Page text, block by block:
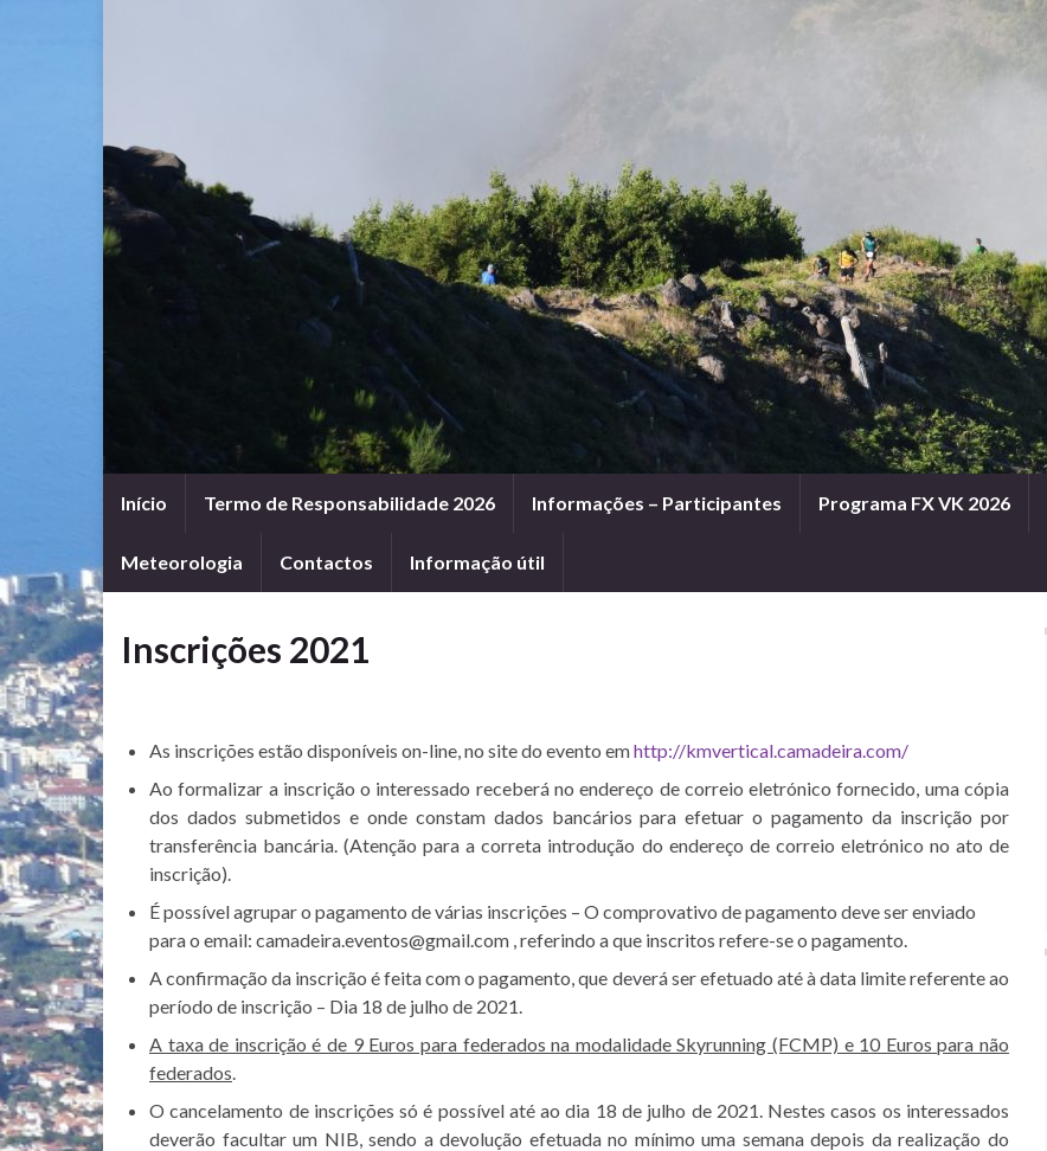
Início Termo de Responsabilidade 2026 Informações – Participantes Programa FX VK 2026
Meteorologia Contactos Informação útil
Inscrições 2021
As inscrições estão disponíveis on-line, no site do evento emhttp://kmvertical.camadeira.com/
Ao formalizar a inscrição o interessado receberá no endereço de correio eletrónico fornecido, uma cópia
dos dados submetidos e onde constam dados bancários para efetuar o pagamento da inscrição por
transferência bancária. (Atenção para a correta introdução do endereço de correio eletrónico no ato de
inscrição).
É possível agrupar o pagamento de várias inscrições – O comprovativo de pagamento deve ser enviado
para o email: camadeira.eventos@gmail.com , referindo a que inscritos refere-se o pagamento.
A confirmação da inscrição é feita com o pagamento, que deverá ser efetuado até à data limite referente ao
período de inscrição – Dia 18 de julho de 2021.
A taxa de inscrição é de 9 Euros para federados na modalidade Skyrunning (FCMP) e 10 Euros para não
federados.
O cancelamento de inscrições só é possível até ao dia 18 de julho de 2021. Nestes casos os interessados
deverão facultar um NIB, sendo a devolução efetuada no mínimo uma semana depois da realização do